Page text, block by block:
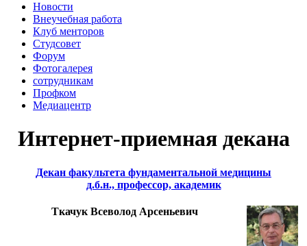
Новости
Внеучебная работа
Клуб менторов
Студсовет
Форум
Фотогалерея
сотрудникам
Профком
Медиацентр
Интернет-приемная декана
Декан факультета фундаментальной медицины
д.б.н., профессор, академик
Ткачук Всеволод Арсеньевич